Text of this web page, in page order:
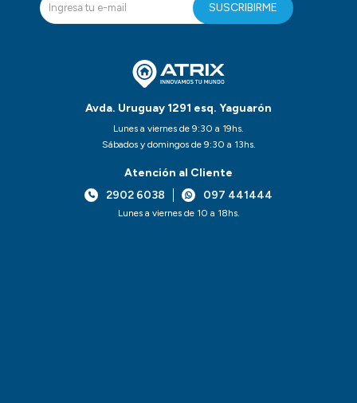
Avda. Uruguay 1291 esq. Yaguarón
Lunes a viernes de 9:30 a 19hs.
Sábados y domingos de 9:30 a 13hs.
Atención al Cliente
2902 6038
097 441444
Lunes a viernes de 10 a 18hs.
SUSCRIBIRME